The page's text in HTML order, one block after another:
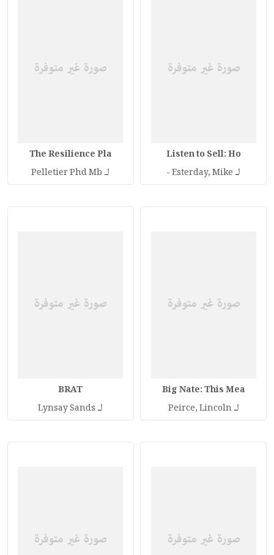
Listen to Sell: Ho
لـ Esterday, Mike -
The Resilience Pla
لـ Pelletier Phd Mb
Big Nate: This Mea
لـPeirce, Lincoln
BRAT
لـ Lynsay Sands